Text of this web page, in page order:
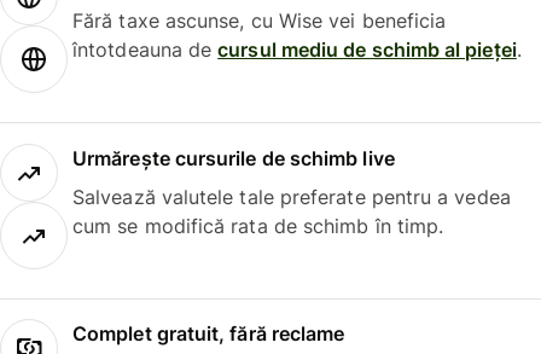
Fără taxe ascunse, cu Wise vei beneficia
întotdeauna decursul mediu de schimb al pieței.
Urmărește cursurile de schimb live
Salvează valutele tale preferate pentru a vedea
cum se modifică rata de schimb în timp.
Complet gratuit, fără reclame